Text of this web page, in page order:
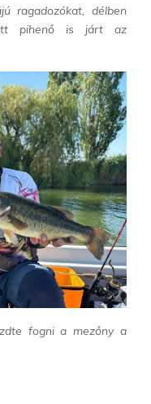
ragadozókat, délben
pihenő is járt az
fogni a mezőny a